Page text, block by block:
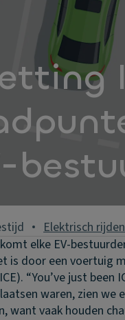
Elektrisch rijden
elke EV-
is door een voertuig
“You’ve just
waren, zien we
want vaak houden